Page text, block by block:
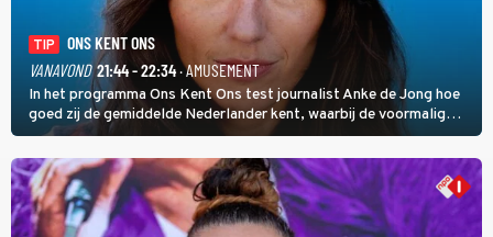
TIP
ONS KENT ONS
VANAVOND 21:44 - 22:34· AMUSEMENT
In het programma Ons Kent Ons test journalist Anke de Jong hoe
goed zij de gemiddelde Nederlander kent, waarbij de voormalig
hoofdredacteur van modebladen Glamour en Elle het samen met
rapper Keizer opneemt tegen Edson da Graça en Marc-Marie
Huijbregts.